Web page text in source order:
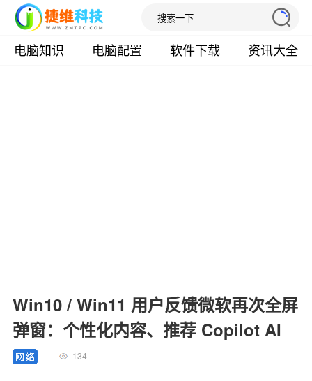
电脑知识 电脑配置 软件下载 资讯大全
Win10 / Win11 用户反馈微软再次全屏
弹窗：个性化内容、推荐 Copilot AI
134